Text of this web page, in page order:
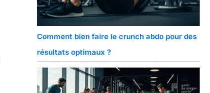
Comment bien faire le crunch abdo pour des
résultats optimaux ?